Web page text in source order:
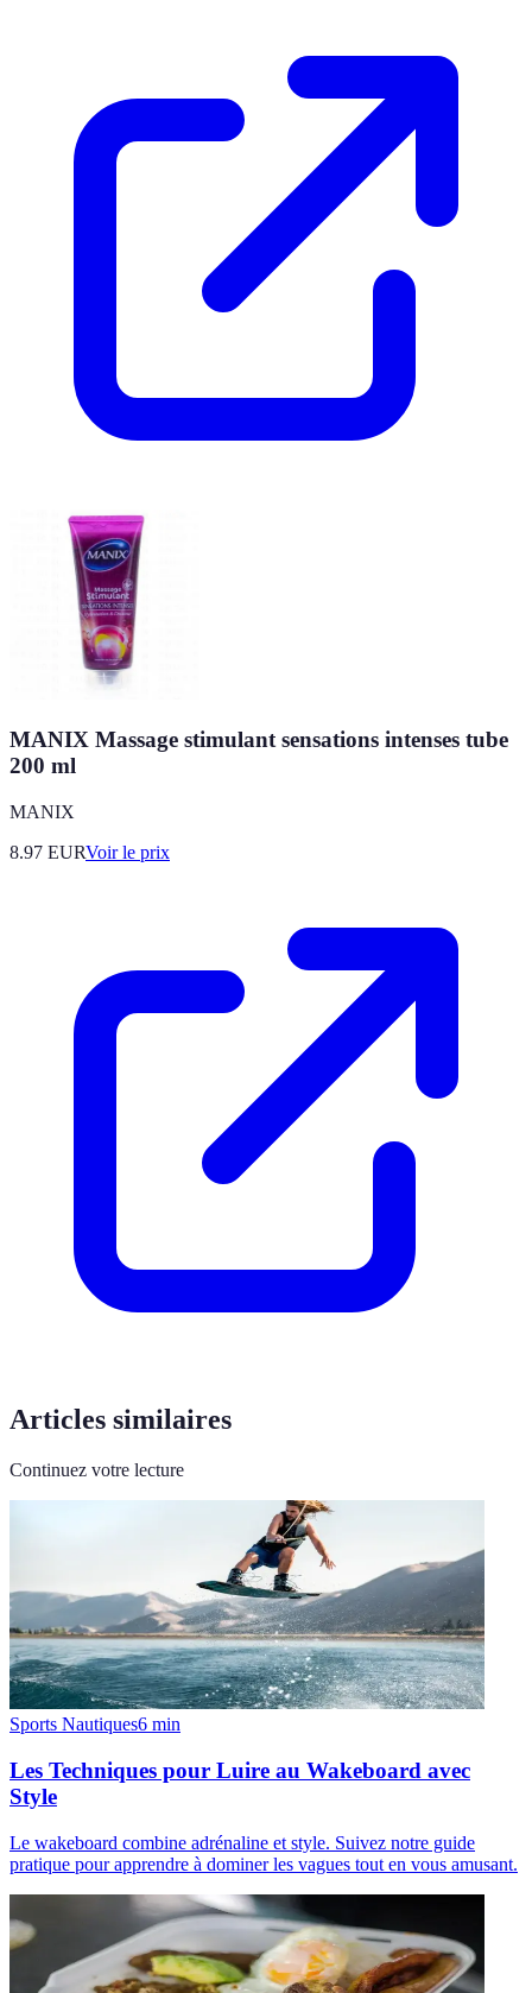
MANIX Massage stimulant sensations intenses tube
200 ml
MANIX
8.97 EURVoir le prix
Articles similaires
Continuez votre lecture
Sports Nautiques6 min
Les Techniques pour Luire au Wakeboard avec
Style
Le wakeboard combine adrénaline et style. Suivez notre guide
pratique pour apprendre à dominer les vagues tout en vous amusant.